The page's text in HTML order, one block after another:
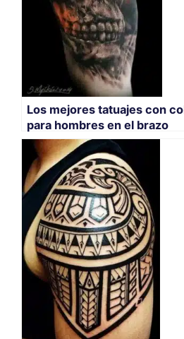
Los mejores tatuajes con
para hombres en el brazo